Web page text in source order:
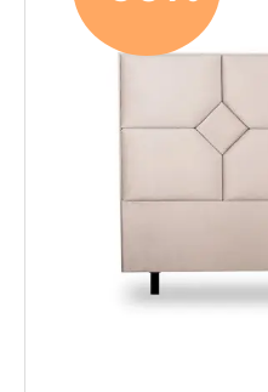
Mekanismituolit
Jenkkisängyt
Säätösängyt